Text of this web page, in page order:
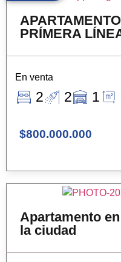
PRÍMERA
En venta
2 2 1
$800.000.000
Apartamento
la ciudad